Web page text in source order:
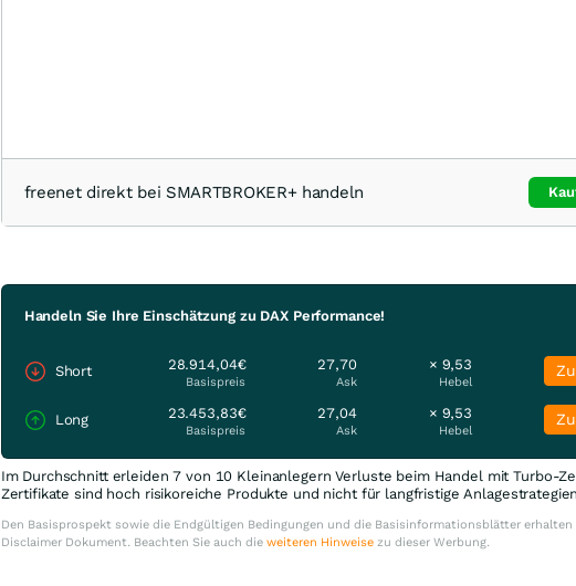
freenet direkt bei SMARTBROKER+ handeln
Handeln Sie Ihre Einschätzung zu DAX Performance!
Short 28.914,04€
Basispreis
27,70
Ask
× 9,53
Hebel
Long 23.453,83€
Basispreis
27,04
Ask
× 9,53
Hebel
Im Durchschnitt erleiden 7 von 10 Kleinanlegern Verluste beim Handel mit Turbo-
Zertifikate sind hoch risikoreiche Produkte und nicht für langfristige
Den Basisprospekt sowie die Endgültigen Bedingungen und die Basisinformationsblätter erhalten
Disclaimer Dokument. Beachten Sie auch die weiteren Hinweisezu dieser Werbung.